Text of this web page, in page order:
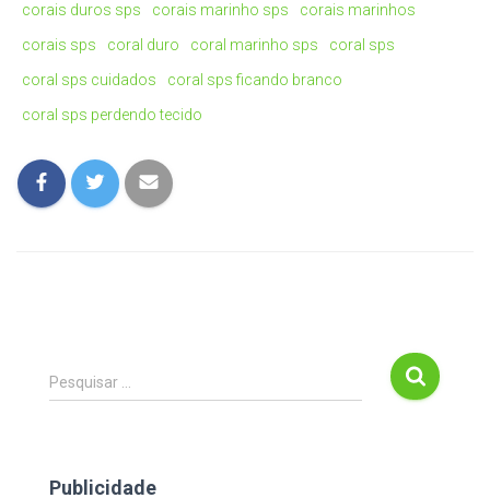
corais duros sps
corais marinho sps
corais marinhos
corais sps
coral duro coral marinho sps
coral sps
coral sps cuidados
coral sps ficando branco
coral sps perdendo tecido
P
e
i
Pesquisar …
Publicidade